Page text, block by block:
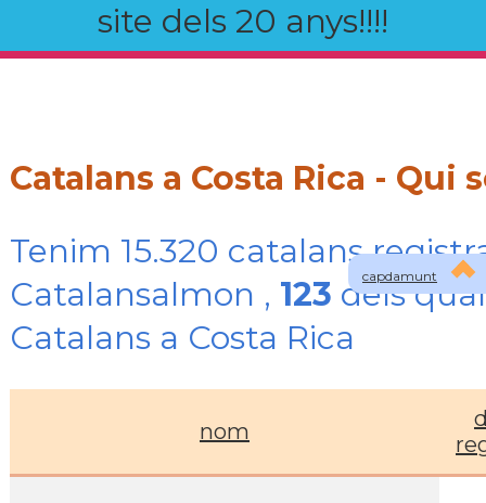
site dels 20 anys!!!!
capdamunt
Catalans a Costa Rica - Qui
Tenim 15.320 catalans
Catalansalmon , 123 dels
Catalans a Costa Rica
nom